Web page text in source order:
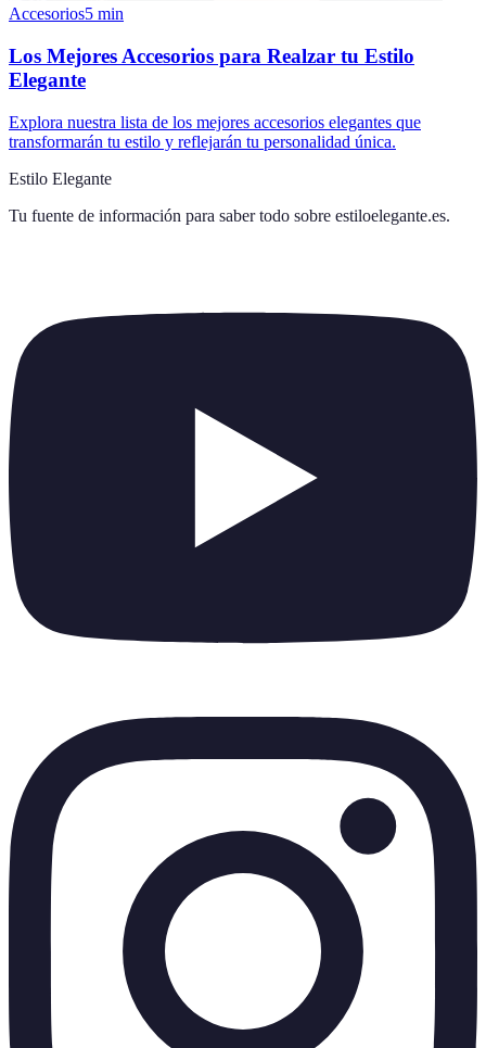
Accesorios5 min
Los Mejores Accesorios para Realzar tu Estilo
Elegante
Explora nuestra lista de los mejores accesorios elegantes que
transformarán tu estilo y reflejarán tu personalidad única.
Estilo Elegante
Tu fuente de información para saber todo sobre estiloelegante.es.